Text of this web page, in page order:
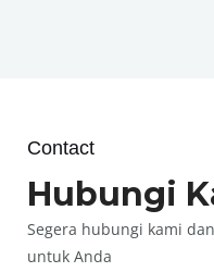
Contact
Hubungi
Segera hubungi kami
untuk Anda